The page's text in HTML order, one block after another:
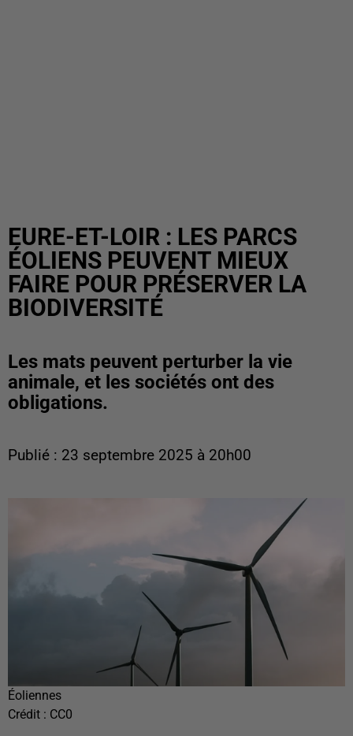
EURE-ET-LOIR : LES PARCS
ÉOLIENS PEUVENT MIEUX
FAIRE POUR PRÉSERVER LA
BIODIVERSITÉ
Les mats peuvent perturber la vie
animale, et les sociétés ont des
obligations.
Publié : 23 septembre 2025 à 20h00
Éoliennes
Crédit : CC0